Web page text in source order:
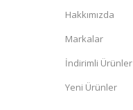
Hakkımızda
Markalar
İndirimli Ürünler
Yeni Ürünler